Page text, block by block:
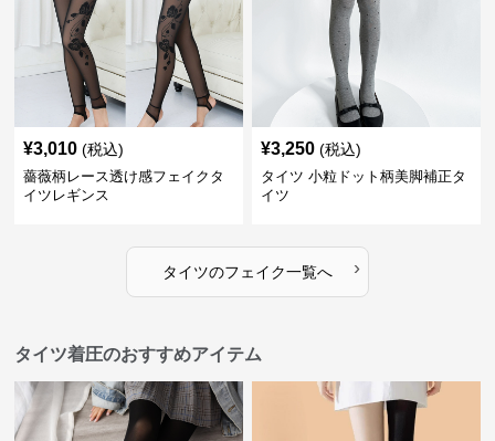
¥3,010 (税込)
薔薇柄レース透け感フェイクタ
イツレギンス
¥3,250 (税込)
タイツ 小粒ドット柄美脚補正タ
イツ
タイツのフェイク一覧へ ›
タイツ着圧のおすすめアイテム